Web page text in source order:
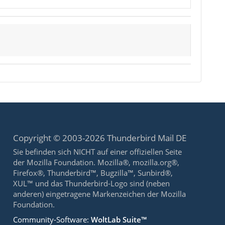
Copyright © 2003-2026 Thunderbird Mail DE
Sie befinden sich NICHT auf einer offiziellen Seite
der Mozilla Foundation. Mozilla®, mozilla.org®,
Firefox®, Thunderbird™, Bugzilla™, Sunbird®,
XUL™ und das Thunderbird-Logo sind (neben
anderen) eingetragene Markenzeichen der Mozilla
Foundation.
Community-Software:WoltLab Suite™